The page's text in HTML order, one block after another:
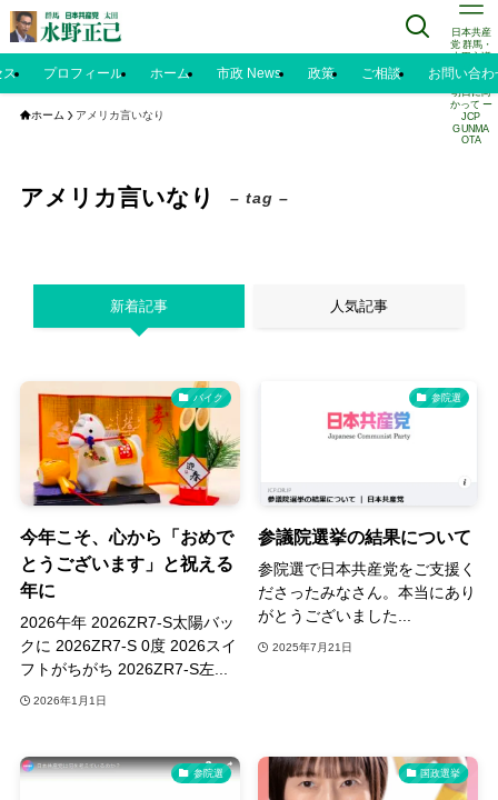
日本共産
党 群馬・
太田市議
水野正己
のブログ |
明日に向
かって ー
JCP
GUNMA
OTA
ス プロフィール ホーム 市政 News 政策 ご相談 お問い合わ
ホーム アメリカ言いなり
アメリカ言いなり – tag –
新着記事 人気記事
バイク
今年こそ、心から「おめで
とうございます」と祝える
年に
2026午年 2026ZR7-S太陽バッ
クに 2026ZR7-S 0度 2026スイ
フトがちがち 2026ZR7-S左...
2026年1月1日
参院選
参議院選挙の結果について
参院選で日本共産党をご支援く
ださったみなさん。本当にあり
がとうございました...
2025年7月21日
参院選 国政選挙